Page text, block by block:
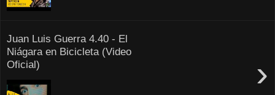
Juan Luis Guerra 4.40 - El
Niágara en Bicicleta (Video
Oficial)
›